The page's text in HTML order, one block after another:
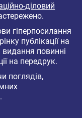
діловий
гіперпосилання
публікації на
видання повинні
на передрук.
поглядів,